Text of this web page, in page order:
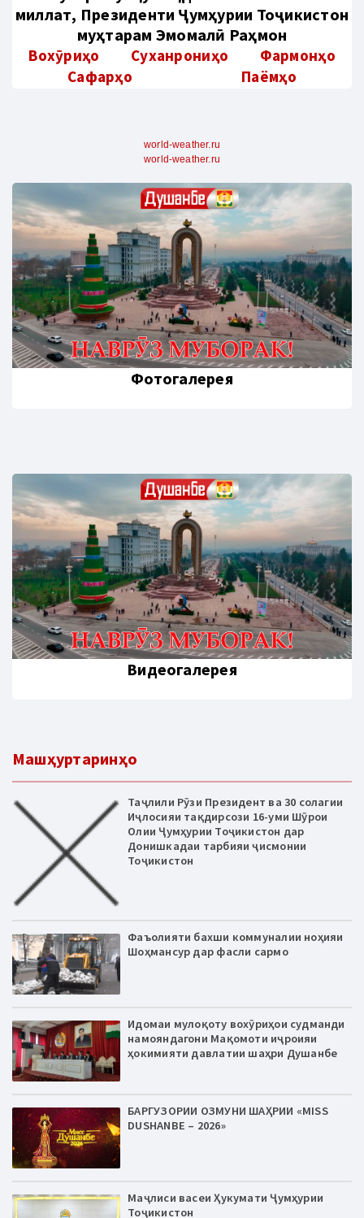
миллат, Президенти Ҷумҳурии Тоҷикистон
муҳтарам Эмомалӣ Раҳмон
Вохӯриҳо Суханрониҳо
Фармонҳо
Сафарҳо
Паёмҳо
world-weather.ru
world-weather.ru
Фотогалерея
Видеогалерея
Машҳуртаринҳо
Таҷлили Рӯзи Президент ва 30 солагии
Иҷлосияи тақдирсози 16-уми Шӯрои
Олии Ҷумҳурии Тоҷикистон дар
Донишкадаи тарбияи ҷисмонии
Тоҷикистон
Фаъолияти бахши коммуналии ноҳияи
Шоҳмансур дар фасли сармо
Идомаи мулоқоту вохӯриҳои судманди
намояндагони Мақомоти иҷроияи
ҳокимияти давлатии шаҳри Душанбе
БАРГУЗОРИИ ОЗМУНИ ШАҲРИИ «MISS
DUSHANBE – 2026»
Маҷлиси васеи Ҳукумати Ҷумҳурии
Тоҷикистон